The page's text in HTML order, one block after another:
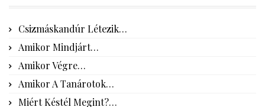
Csizmáskandúr Létezik…
Amikor Mindjárt…
Amikor Végre…
Amikor A Tanárotok…
Miért Késtél Megint?…